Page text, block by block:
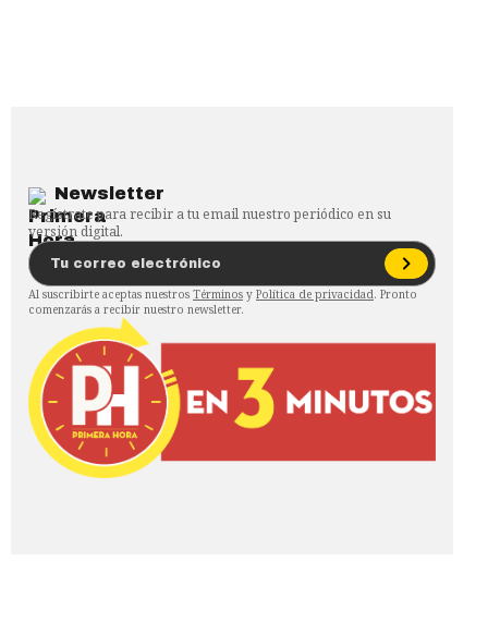
Newsletter
Regístrate para recibir a tu email nuestro periódico en su
versión digital.
Al suscribirte aceptas nuestros Términos y Política de privacidad. Pronto
comenzarás a recibir nuestro newsletter.